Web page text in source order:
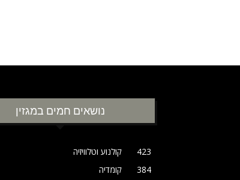
נושאים חמים במגזין
קולנוע וטלוויזיה
423
קומדיה
384